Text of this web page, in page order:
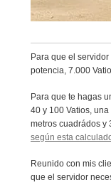
Para que el
potencia, 7.000
Para que te hagas
40 y 100 Vatios,
metros cuadrádos y
según esta
Reunido con mis
que el servidor